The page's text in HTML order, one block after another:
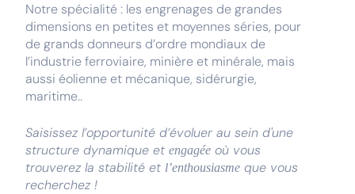
Notre spécialité : les engrenages de grandes
dimensions en petites et moyennes séries, pour
de grands donneurs d’ordre mondiaux de
l’industrie ferroviaire, minière et minérale, mais
aussi éolienne et mécanique, sidérurgie,
maritime..
Saisissez l’opportunité d’évoluer au sein d'une
structure dynamique et engagée où vous
trouverez la stabilité et l’enthousiasme que vous
recherchez !